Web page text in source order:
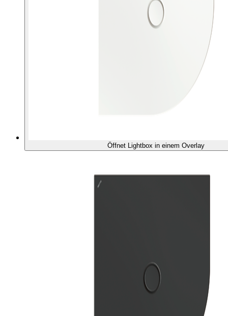
Öffnet Lightbox in einem Overlay